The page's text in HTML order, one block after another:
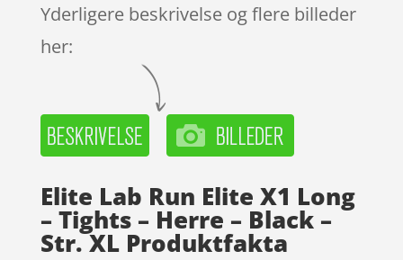
Yderligere beskrivelse og flere billeder
her:
Elite Lab Run Elite X1 Long
– Tights – Herre – Black –
Str. XL Produktfakta